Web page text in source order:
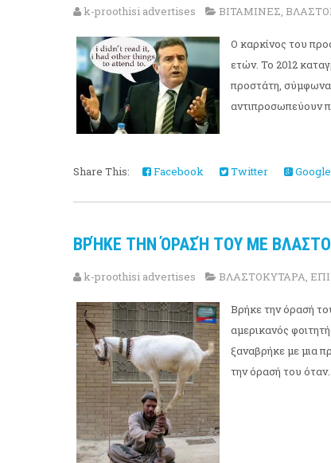
k-proothisi advertises ΒΙΤΑΜΙΝΕΣ,
Ο καρκίνος του
ετών. Το 2012
προστάτη, σύμφωνα
αντιπροσωπεύουν
Share This: Facebook Twitter
ΒΡΉΚΕ ΤΗΝ ΌΡΑΣΉ ΤΟΥ ΜΕ
k-proothisi advertises ΒΛΑΣΤΟΚΥΤΑΡΑ,
Βρήκε την όρασή
αμερικανός
ξαναβρήκε με μια
την όρασή του